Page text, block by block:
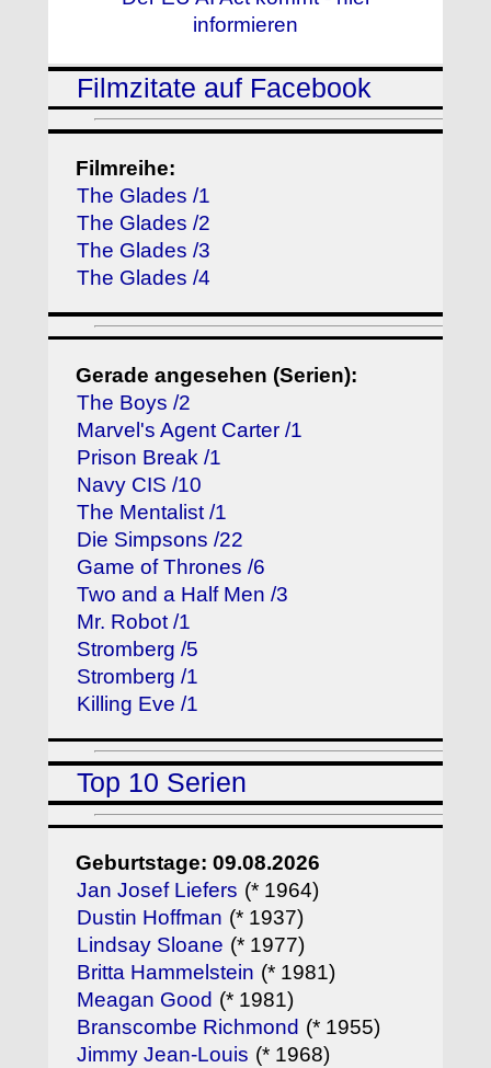
informieren
Filmzitate auf Facebook
Filmreihe:
The Glades /1
The Glades /2
The Glades /3
The Glades /4
Gerade angesehen (Serien):
The Boys /2
Marvel's Agent Carter /1
Prison Break /1
Navy CIS /10
The Mentalist /1
Die Simpsons /22
Game of Thrones /6
Two and a Half Men /3
Mr. Robot /1
Stromberg /5
Stromberg /1
Killing Eve /1
Top 10 Serien
Geburtstage: 09.08.2026
Jan Josef Liefers (* 1964)
Dustin Hoffman (* 1937)
Lindsay Sloane (* 1977)
Britta Hammelstein (* 1981)
Meagan Good (* 1981)
Branscombe Richmond (* 1955)
Jimmy Jean-Louis (* 1968)